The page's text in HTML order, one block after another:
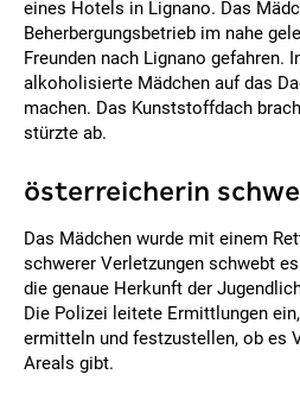
eines Hotels in Lignano. Das
Beherbergungsbetrieb im nahe
Freunden nach Lignano
alkoholisierte Mädchen auf das
machen. Das Kunststoffdach
stürzte ab.
österreicherin
Das Mädchen wurde mit einem
schwerer Verletzungen schwebt
die genaue Herkunft der
Die Polizei leitete Ermittlungen
ermitteln und festzustellen, ob es
Areals gibt.